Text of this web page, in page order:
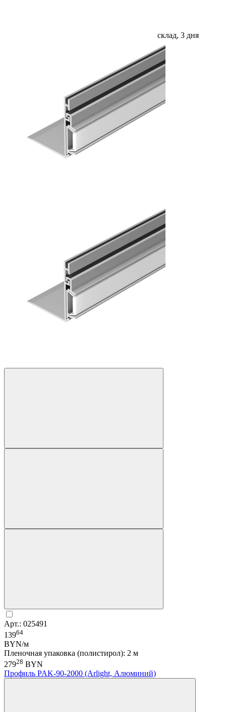
склад, 3 дня
Арт.: 025491
13964
BYN/м
Пленочная упаковка (полистирол): 2 м
27928 BYN
Профиль PAK-90-2000 (Arlight, Алюминий)